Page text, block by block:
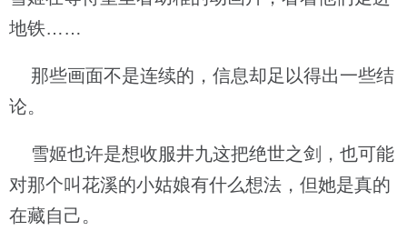
地铁……
那些画面不是连续的，信息却足以得出一些结
论。
雪姬也许是想收服井九这把绝世之剑，也可能
对那个叫花溪的小姑娘有什么想法，但她是真的
在藏自己。